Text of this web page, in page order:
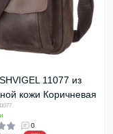
11077 из
кожи Коричневая
0